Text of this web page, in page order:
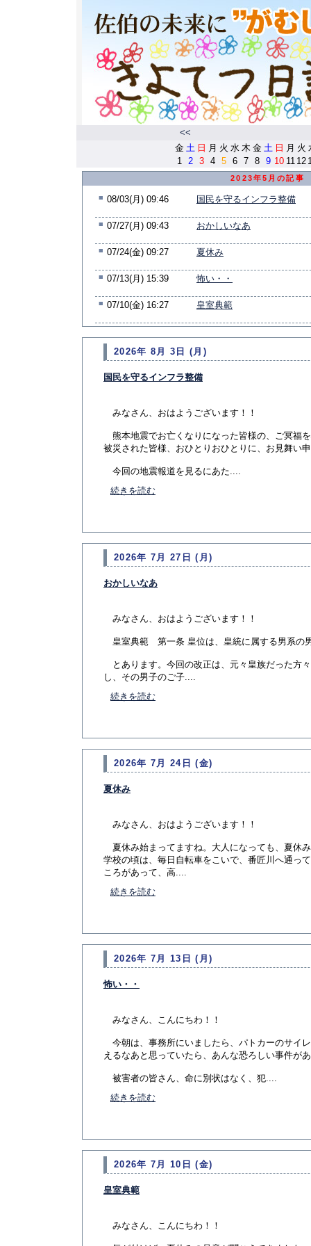
<<
金 土 日 月 火 水 木 金 土 日 月 火
1
2 3 4 5 6 7 8 9 10 11 12
2023年5月の記事
■ 08/03(月) 09:46 国民を守るインフラ整備
■ 07/27(月) 09:43 おかしいなあ
■ 07/24(金) 09:27 夏休み
■ 07/13(月) 15:39 怖い・・
■ 07/10(金) 16:27 皇室典範
2026年 8月 3日 (月)
国民を守るインフラ整備
みなさん、おはようございます！！
熊本地震でお亡くなりになった皆様の、ご冥福
被災された皆様、おひとりおひとりに、お見舞い
今回の地震報道を見るにあた....
続きを読む
2026年 7月 27日 (月)
おかしいなあ
みなさん、おはようございます！！
皇室典範 第一条 皇位は、皇統に属する男系の
とあります。今回の改正は、元々皇族だった方
し、その男子のご子....
続きを読む
2026年 7月 24日 (金)
夏休み
みなさん、おはようございます！！
夏休み始まってますね。大人になっても、夏休
学校の頃は、毎日自転車をこいで、番匠川へ通っ
ころがあって、高....
続きを読む
2026年 7月 13日 (月)
怖い・・
みなさん、こんにちわ！！
今朝は、事務所にいましたら、パトカーのサイ
えるなあと思っていたら、あんな恐ろしい事件が
被害者の皆さん、命に別状はなく、犯....
続きを読む
2026年 7月 10日 (金)
皇室典範
みなさん、こんにちわ！！